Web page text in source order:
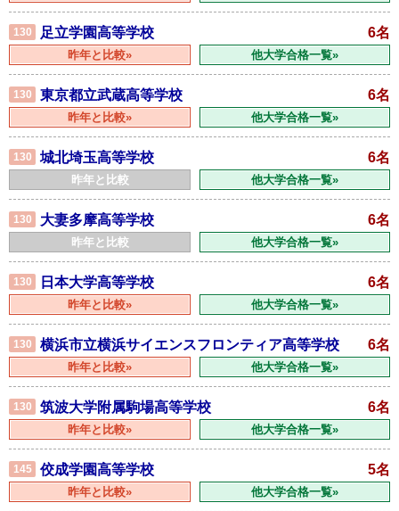
130 足立学園高等学校 6名
昨年と比較» 他大学合格一覧»
130 東京都立武蔵高等学校 6名
昨年と比較» 他大学合格一覧»
130 城北埼玉高等学校 6名
昨年と比較 他大学合格一覧»
130 大妻多摩高等学校 6名
昨年と比較 他大学合格一覧»
130 日本大学高等学校 6名
昨年と比較» 他大学合格一覧»
130 横浜市立横浜サイエンスフロンティア高等学校 6名
昨年と比較» 他大学合格一覧»
130 筑波大学附属駒場高等学校 6名
昨年と比較» 他大学合格一覧»
145 佼成学園高等学校 5名
昨年と比較» 他大学合格一覧»